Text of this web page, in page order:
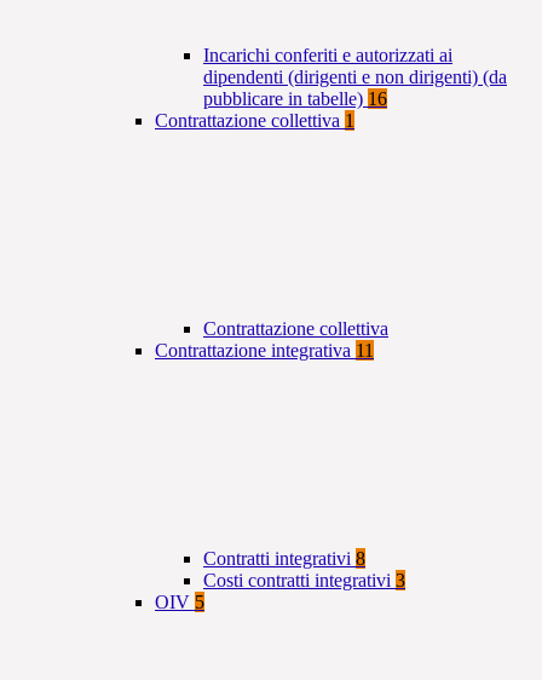
Incarichi conferiti e autorizzati ai
dipendenti (dirigenti e non dirigenti) (da
pubblicare in tabelle) 16
Contrattazione collettiva 1
Contrattazione collettiva
Contrattazione integrativa 11
Contratti integrativi 8
Costi contratti integrativi 3
OIV 5